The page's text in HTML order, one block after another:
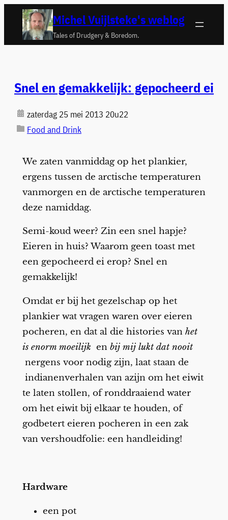
naar
Michel Vuijlsteke's weblog
Tales of Drudgery & Boredom.
Snel en gemakkelijk: gepocheerd ei
zaterdag 25 mei 2013 20u22
Food and Drink
We zaten vanmiddag op het plankier,
ergens tussen de arctische temperaturen
vanmorgen en de arctische temperaturen
deze namiddag.
Semi-koud weer? Zin een snel hapje?
Eieren in huis? Waarom geen toast met
een gepocheerd ei erop? Snel en
gemakkelijk!
Omdat er bij het gezelschap op het
plankier wat vragen waren over eieren
pocheren, en dat al die histories van het
is enorm moeilijk en bij mij lukt dat nooit
nergens voor nodig zijn, laat staan de
indianenverhalen van azijn om het eiwit
te laten stollen, of ronddraaiend water
om het eiwit bij elkaar te houden, of
godbetert eieren pocheren in een zak
van vershoudfolie: een handleiding!
Hardware
een pot